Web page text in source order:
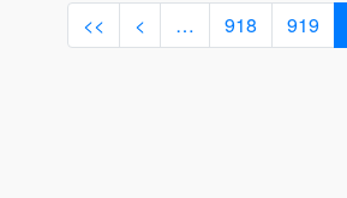
<< < … 918 919